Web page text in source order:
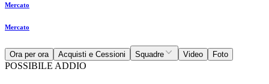
Mercato
Mercato
Ora per ora Acquisti e Cessioni Squadre Video Foto
POSSIBILE ADDIO